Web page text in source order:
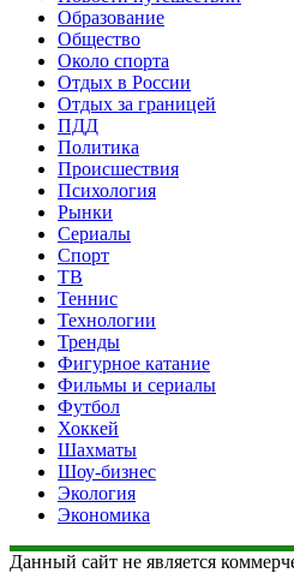
Образование
Общество
Около спорта
Отдых в России
Отдых за границей
ПДД
Политика
Происшествия
Психология
Рынки
Сериалы
Спорт
ТВ
Теннис
Технологии
Тренды
Фигурное катание
Фильмы и сериалы
Футбол
Хоккей
Шахматы
Шоу-бизнес
Экология
Экономика
Данный сайт не является